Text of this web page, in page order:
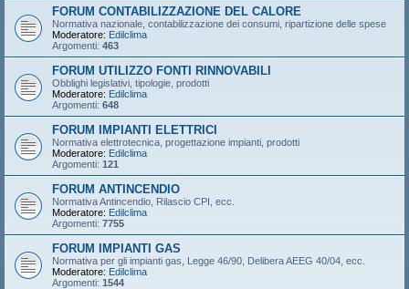
FORUM CONTABILIZZAZIONE DEL CALORE
Normativa nazionale, contabilizzazione dei consumi, ripartizione delle spese
Moderatore: Edilclima
Argomenti: 463
FORUM UTILIZZO FONTI RINNOVABILI
Obblighi legislativi, tipologie, prodotti
Moderatore: Edilclima
Argomenti: 648
FORUM IMPIANTI ELETTRICI
Normativa elettrotecnica, progettazione impianti, prodotti
Moderatore: Edilclima
Argomenti: 121
FORUM ANTINCENDIO
Normativa Antincendio, Rilascio CPI, ecc.
Moderatore: Edilclima
Argomenti: 7755
FORUM IMPIANTI GAS
Normativa per gli impianti gas, Legge 46/90, Delibera AEEG 40/04, ecc.
Moderatore: Edilclima
Argomenti: 1544